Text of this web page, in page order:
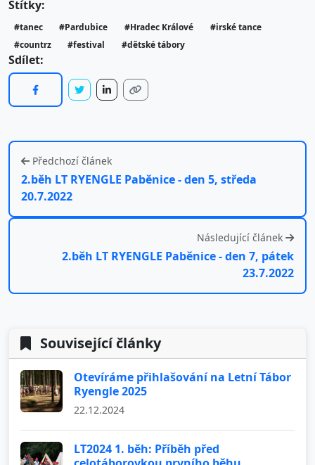
Štítky:
#tanec #Pardubice #Hradec Králové
#irské tance
#countrz
#festival #dětské tábory
Sdílet:
Předchozí článek
2.běh LT RYENGLE Paběnice - den 5, středa
20.7.2022
Následující článek
2.běh LT RYENGLE Paběnice - den 7, pátek
23.7.2022
Související články
Otevíráme přihlašování na Letní Tábor
Ryengle 2025
22.12.2024
LT2024 1. běh: Příběh před